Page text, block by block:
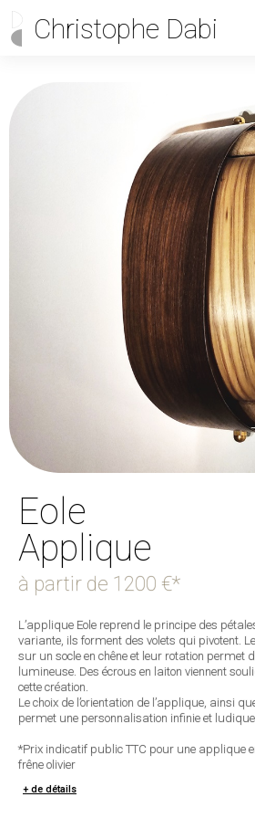
Christophe Dabi
Eole
Applique
à partir de 1200 €*
L’applique Eole reprend le principe des
variante, ils forment des volets qui pivotent.
sur un socle en chêne et leur rotation permet
lumineuse. Des écrous en laiton viennent
cette création.
Le choix de l’orientation de l’applique, ainsi
permet une personnalisation infinie et
*Prix indicatif public TTC pour une applique
frêne olivier
+ de détails